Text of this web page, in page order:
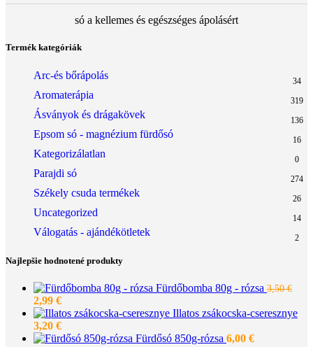
só a kellemes és egészséges ápolásért
Termék kategóriák
Arc-és bőrápolás 34
Aromaterápia 319
Ásványok és drágakövek 136
Epsom só - magnézium fürdősó 16
Kategorizálatlan 0
Parajdi só 274
Székely csuda termékek 26
Uncategorized 14
Válogatás - ajándékötletek 2
Najlepšie hodnotené produkty
Fürdőbomba 80g - rózsa 3,50€
Original
price
was:
3,50 €.
2,99 €Current
price
is:
2,99 €.
Illatos zsákocska-cseresznye
3,20 €
Fürdősó 850g-rózsa 6,00 €